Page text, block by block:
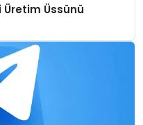
Üretim Üssünü